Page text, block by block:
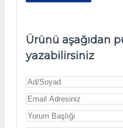
Ürünü aşağıdan
yazabilirsiniz